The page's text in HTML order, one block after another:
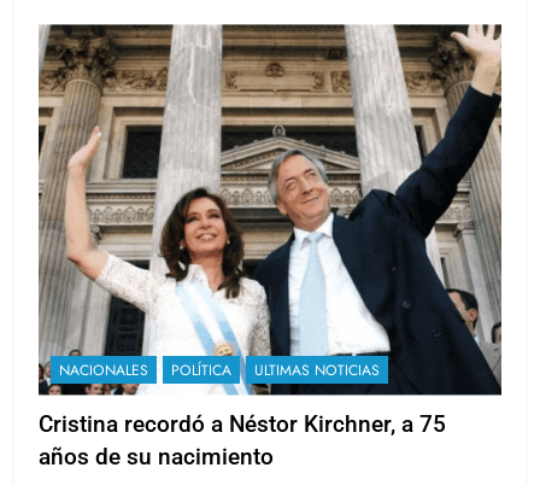
NACIONALES POLÍTICA ULTIMAS NOTICIAS
Cristina recordó a Néstor Kirchner, a 75
años de su nacimiento